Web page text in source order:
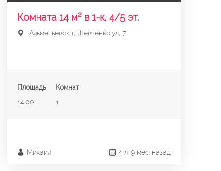
Комната 14 м² в 1-к, 4/5 эт.
Альметьевск г, Шевченко ул, 7
Площадь
14.00
Комнат
1
4 л. 9 мес. назад
Михаил